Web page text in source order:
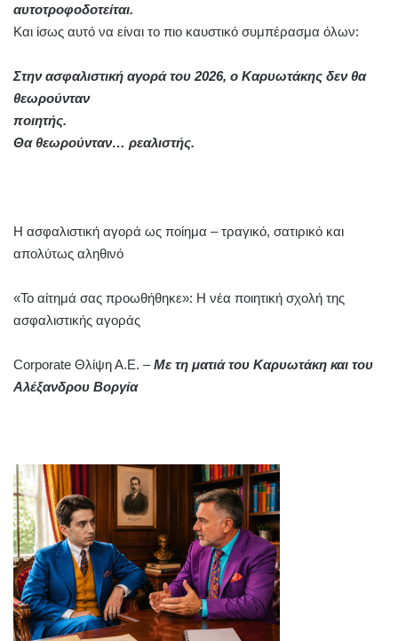
αυτοτροφοδοτείται.
Και ίσως αυτό να είναι το πιο καυστικό συμπέρασμα όλων:
Στην ασφαλιστική αγορά του 2026, ο Καρυωτάκης δεν θα
θεωρούνταν
ποιητής.
Θα θεωρούνταν… ρεαλιστής.
Η ασφαλιστική αγορά ως ποίημα – τραγικό, σατιρικό και
απολύτως αληθινό
«Το αίτημά σας προωθήθηκε»: Η νέα ποιητική σχολή της
ασφαλιστικής αγοράς
Corporate Θλίψη Α.Ε. –Με τη ματιά του Καρυωτάκη και του
Αλέξανδρου Βοργία